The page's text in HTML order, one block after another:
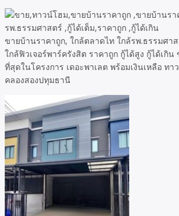
ขายบ้านราคาถูก, ใกล้ตลาดไท ใกล้รพ.ธรรมศา
ใกล้ฟิวเจอร์พาร์ครังสิต ราคาถูก กู้ได้สูง กู้ได้เกิ
ที่สุดในโครงการ เดอะพาเลต พร้อมเงินเหลือ ท
คลองสองปทุมธานี